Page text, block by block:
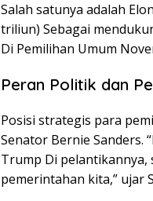
Salah satunya adalah
triliun) Sebagai
Di Pemilihan Umum
Peran Politik dan
Posisi strategis para
Senator Bernie Sanders.
Trump Di pelantikannya,
pemerintahan kita,” ujar